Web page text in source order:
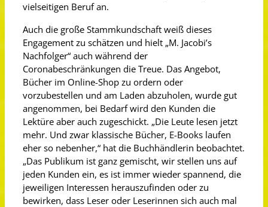
vielseitigen Beruf an.
Auch die große Stammkundschaft weiß dieses
Engagement zu schätzen und hielt „M. Jacobi’s
Nachfolger“ auch während der
Coronabeschränkungen die Treue. Das Angebot,
Bücher im Online-Shop zu ordern oder
vorzubestellen und am Laden abzuholen, wurde gut
angenommen, bei Bedarf wird den Kunden die
Lektüre aber auch zugeschickt. „Die Leute lesen jetzt
mehr. Und zwar klassische Bücher, E-Books laufen
eher so nebenher,“ hat die Buchhändlerin beobachtet.
„Das Publikum ist ganz gemischt, wir stellen uns auf
jeden Kunden ein, es ist immer wieder spannend, die
jeweiligen Interessen herauszufinden oder zu
bewirken, dass Leser oder Leserinnen sich auch mal